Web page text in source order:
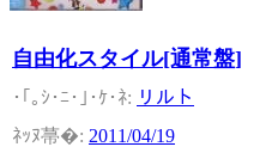
自由化スタイル[通常盤]
リルト
2011/04/19